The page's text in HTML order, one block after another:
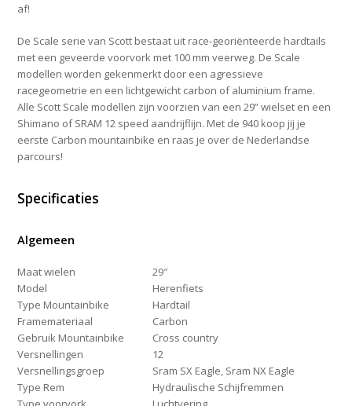
af!
De Scale serie van Scott bestaat uit race-georiënteerde hardtails
met een geveerde voorvork met 100 mm veerweg. De Scale
modellen worden gekenmerkt door een agressieve
racegeometrie en een lichtgewicht carbon of aluminium frame.
Alle Scott Scale modellen zijn voorzien van een 29” wielset en een
Shimano of SRAM 12 speed aandrijflijn. Met de 940 koop jij je
eerste Carbon mountainbike en raas je over de Nederlandse
parcours!
Specificaties
Algemeen
Maat wielen
29″
Model
Herenfiets
Type Mountainbike
Hardtail
Framemateriaal
Carbon
Gebruik Mountainbike
Cross country
Versnellingen
12
Versnellingsgroep
Sram SX Eagle, Sram NX Eagle
Type Rem
Hydraulische Schijfremmen